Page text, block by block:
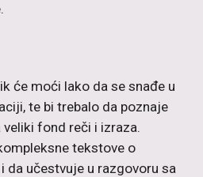
će moći lako da se snađe u
te bi trebalo da poznaje
fond reči i izraza.
tekstove o
da učestvuje u razgovoru sa